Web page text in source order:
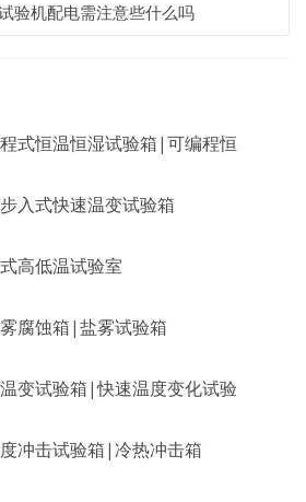
验机配电需注意些什么吗
式恒温恒湿试验箱|可编程恒
入式快速温变试验箱
高低温试验室
腐蚀箱|盐雾试验箱
变试验箱|快速温度变化试验
冲击试验箱|冷热冲击箱